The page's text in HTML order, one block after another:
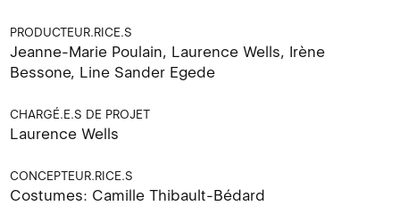
PRODUCTEUR.RICE.S
Jeanne-Marie Poulain, Laurence Wells, Irène
Bessone, Line Sander Egede
CHARGÉ.E.S DE PROJET
Laurence Wells
CONCEPTEUR.RICE.S
Costumes: Camille Thibault-Bédard